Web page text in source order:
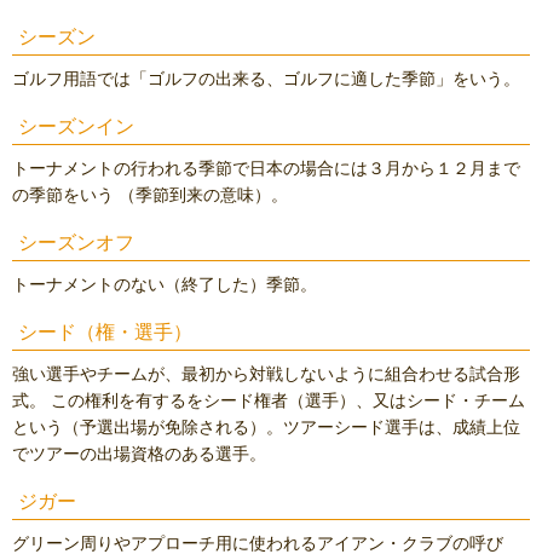
シーズン
ゴルフ用語では「ゴルフの出来る、ゴルフに適した季節」をいう。
シーズンイン
トーナメントの行われる季節で日本の場合には３月から１２月まで
の季節をいう （季節到来の意味）。
シーズンオフ
トーナメントのない（終了した）季節。
シード（権・選手）
強い選手やチームが、最初から対戦しないように組合わせる試合形
式。 この権利を有するをシード権者（選手）、又はシード・チーム
という（予選出場が免除される）。ツアーシード選手は、成績上位
でツアーの出場資格のある選手。
ジガー
グリーン周りやアプローチ用に使われるアイアン・クラブの呼び